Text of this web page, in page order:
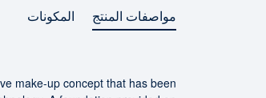
مواصفات المنتج المكونات
make-up concept that has been